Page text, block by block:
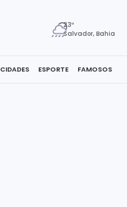
23º
Salvador, Bahia
CIDADES ESPORTE FAMOSOS